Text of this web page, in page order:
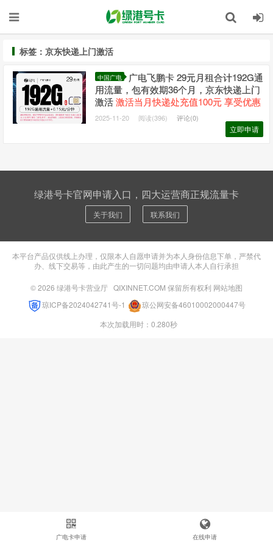
标签：京东快递上门激活
中国广电
广电飞鹏卡 29元月租合计192G通
用流量，包有效期36个月，京东快递上门
激活激活当月快递处充值100元 享受优惠
2025-11-20 阅读(396) 评论(0)
立即申请
绿港号卡官网申请入口，四大运营商正规流量卡
关于我们 联系我们
本平台产品仅供线上办理，仅限本人自愿申请并为本人身份信息下单，严禁代
办、线下交易等，由此产生的一切问题均由申请人本人自行承担
© 2026 绿港号卡营业厅 QIXINNET.COM 保留所有权利 网站地图
琼ICP备2024042741号-1
琼公网安备46010002000447号
本次加载用时：0.280秒
广电卡申请 在线申请